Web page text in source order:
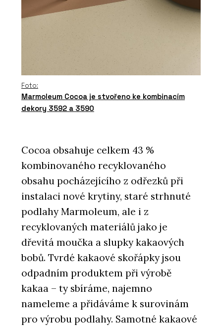
Foto:
Marmoleum Cocoa je stvořeno ke kombinacím
dekory 3592 a 3590
Cocoa obsahuje celkem 43 %
kombinovaného recyklovaného
obsahu pocházejícího z odřezků při
instalaci nové krytiny, staré strhnuté
podlahy Marmoleum, ale i z
recyklovaných materiálů jako je
dřevitá moučka a slupky kakaových
bobů. Tvrdé kakaové skořápky jsou
odpadním produktem při výrobě
kakaa – ty sbíráme, najemno
nameleme a přidáváme k surovinám
pro výrobu podlahy. Samotné kakaové